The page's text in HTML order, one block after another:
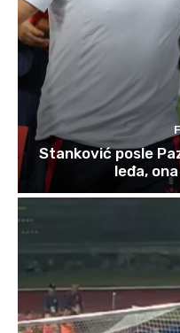
Stanković posle
leđa,